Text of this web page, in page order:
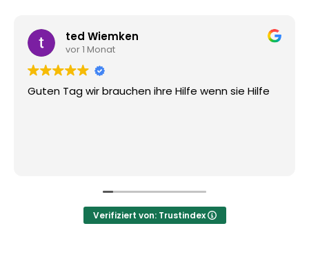
ted Wiemken
vor 1 Monat
Guten Tag wir brauchen ihre Hilfe wenn sie Hilfe
Verifiziert von: Trustindex